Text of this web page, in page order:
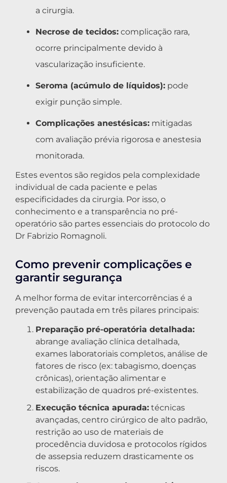
a cirurgia.
Necrose de tecidos: complicação rara,
ocorre principalmente devido à
vascularização insuficiente.
Seroma (acúmulo de líquidos): pode
exigir punção simple.
Complicações anestésicas: mitigadas
com avaliação prévia rigorosa e anestesia
monitorada.
Estes eventos são regidos pela complexidade
individual de cada paciente e pelas
especificidades da cirurgia. Por isso, o
conhecimento e a transparência no pré-
operatório são partes essenciais do protocolo do
Dr Fabrizio Romagnoli.
Como prevenir complicações e
garantir segurança
A melhor forma de evitar intercorrências é a
prevenção pautada em três pilares principais:
Preparação pré-operatória detalhada:
abrange avaliação clínica detalhada,
exames laboratoriais completos, análise de
fatores de risco (ex: tabagismo, doenças
crônicas), orientação alimentar e
estabilização de quadros pré-existentes.
Execução técnica apurada: técnicas
avançadas, centro cirúrgico de alto padrão,
restrição ao uso de materiais de
procedência duvidosa e protocolos rígidos
de assepsia reduzem drasticamente os
riscos.